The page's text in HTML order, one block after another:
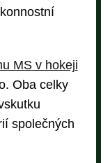
MS v hokeji
Oba celky
společných